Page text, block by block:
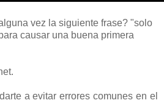
vez la siguiente frase? "solo
causar una buena primera
a evitar errores comunes en el